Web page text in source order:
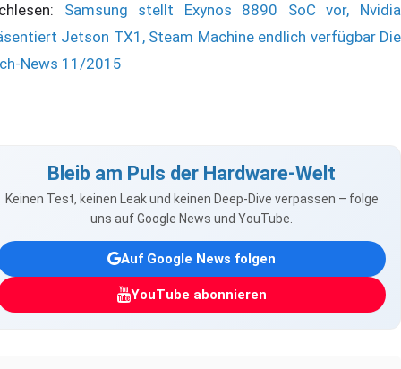
Samsung stellt Exynos 8890 SoC vor, Nvidia
Jetson TX1, Steam Machine endlich verfügbar Die
News 11/2015
Bleib am Puls der Hardware-Welt
Keinen Test, keinen Leak und keinen Deep-Dive verpassen – folge
uns auf Google News und YouTube.
Auf Google News folgen
YouTube abonnieren